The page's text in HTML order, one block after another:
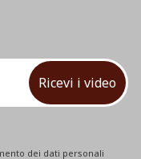
Ricevi i video
dei dati personali